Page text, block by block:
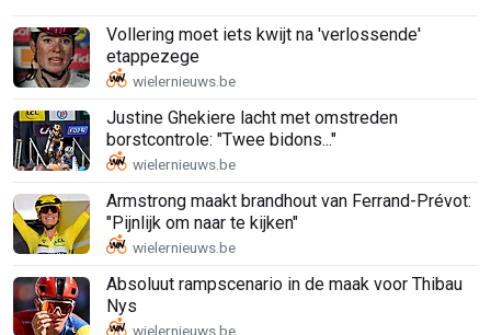
Vollering moet iets kwijt na 'verlossende'
etappezege
Justine Ghekiere lacht met omstreden
borstcontrole: "Twee bidons..."
Armstrong maakt brandhout van Ferrand-Prévot:
"Pijnlijk om naar te kijken"
Absoluut rampscenario in de maak voor Thibau
Nys